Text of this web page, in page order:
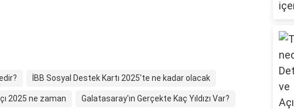
İBB Sosyal Destek Kartı 2025'te ne kadar olacak
2025 ne zaman Galatasaray'ın Gerçekte Kaç Yıldızı Var?